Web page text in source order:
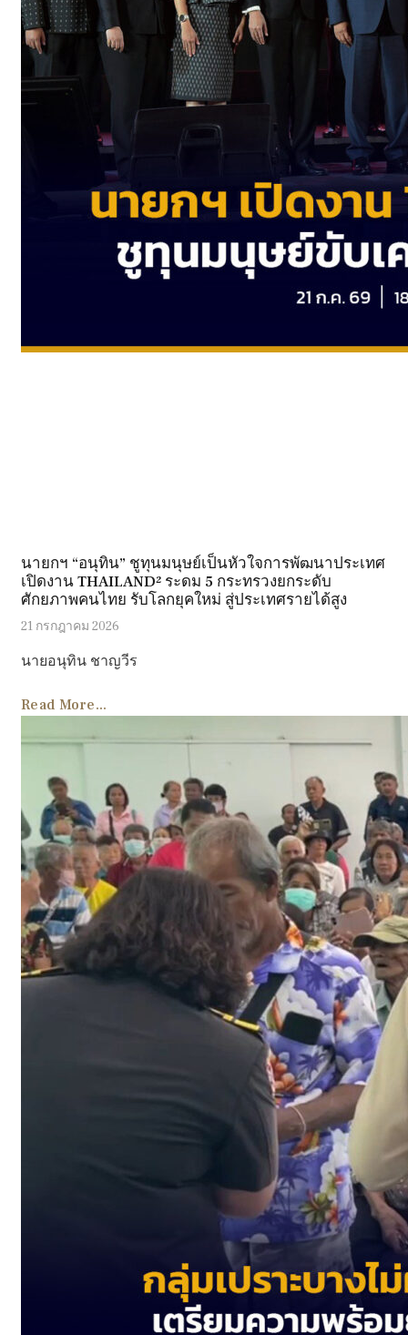
นายกฯ “อนุทิน” ชูทุนมนุษย์เป็นหัวใจการพัฒนาประเทศ
เปิดงาน THAILAND² ระดม 5 กระทรวงยกระดับ
ศักยภาพคนไทย รับโลกยุคใหม่ สู่ประเทศรายได้สูง
21 กรกฎาคม 2026
นายอนุทิน ชาญวีร
Read More...